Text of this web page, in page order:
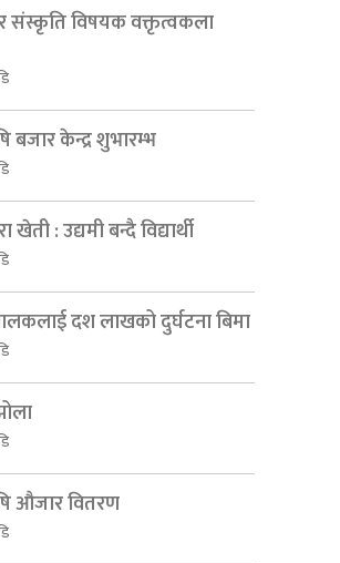
र संस्कृति विषयक वक्तृत्वकला
बजार केन्द्र शुभारम्भ
: उद्यमी बन्दै विद्यार्थी
दश लाखको दुर्घटना बिमा
औजार वितरण